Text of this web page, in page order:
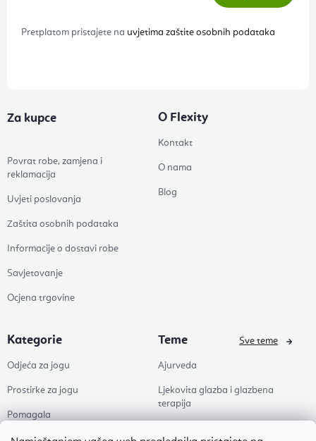
Pretplatom pristajete na uvjetima zaštite osobnih podataka
Za kupce
Povrat robe, zamjena i
reklamacija
Uvjeti poslovanja
Zaštita osobnih podataka
Informacije o dostavi robe
Savjetovanje
Ocjena trgovine
O Flexity
Kontakt
O nama
Blog
Kategorie
Odjeća za jogu
Prostirke za jogu
Pomagala
Teme
Ajurveda
Ljekovita glazba i glazbena
terapija
Sve teme